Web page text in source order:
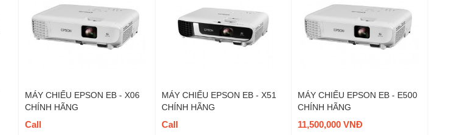
MÁY CHIẾU EPSON EB - X06
CHÍNH HÃNG
Call
MÁY CHIẾU EPSON EB - X51
CHÍNH HÃNG
Call
MÁY CHIẾU EPSON EB - E500
CHÍNH HÃNG
11,500,000 VNĐ